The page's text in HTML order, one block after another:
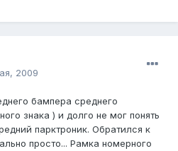
2009
бампера среднего
знака ) и долго не мог понять
парктроник. Обратился к
просто... Рамка номерного